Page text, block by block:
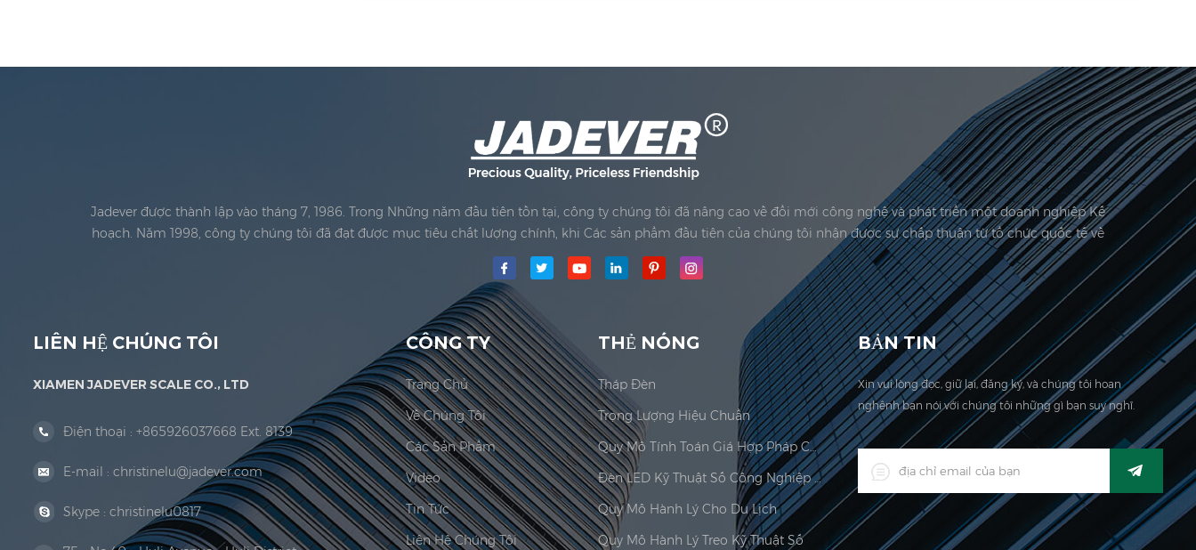
Jadever được thành lập vào tháng 7, 1986. Trong Những năm đầu tiên tồn tại, công ty chúng tôi đã nâng cao về đổi mới công nghệ và phát triển một doanh nghiệp Kế
hoạch. Năm 1998, công ty chúng tôi đã đạt được mục tiêu chất lượng chính, khi Các sản phẩm đầu tiên của chúng tôi nhận được sự chấp thuận từ tổ chức quốc tế về
pháp lý Đoạn văn. Năm 1999, Hạ Môn Jadever Quy mô Công ty TNHHđã được thành lập; Khu vực sản xuất chính cho công ty chúng tôi được đặt tại đây. Năm 2006,
Jadever Có được ISO 9001:...
LIÊN HỆ CHÚNG TÔI
XIAMEN JADEVER SCALE CO., LTD
Điện thoại : +865926037668 Ext. 8139
E-mail : christinelu@jadever.com
Skype : christinelu0817
CÔNG TY
Trang Chủ
Về Chúng Tôi
Các Sản Phẩm
Video
Tin Tức
Liên Hệ Chúng Tôi
THẺ NÓNG
Tháp Đèn
Trọng Lượng Hiệu Chuẩn
Quy Mô Tính Toán Giá Hợp Pháp Cho Thương Mại
Đèn LED Kỹ Thuật Số Công Nghiệp Kỹ Thuật Số
Quy Mô Hành Lý Cho Du Lịch
Quy Mô Hành Lý Treo Kỹ Thuật Số
BẢN TIN
Xin vui lòng đọc, giữ lại, đăng ký, và chúng tôi hoan
nghênh bạn nói với chúng tôi những gì bạn suy nghĩ.